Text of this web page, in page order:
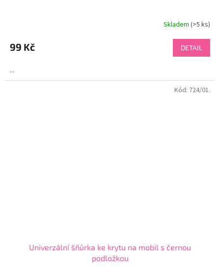
Skladem (>5 ks)
99 Kč DETAIL
...
Univerzální šňůrka ke krytu na mobil s černou
podložkou
Kód: 724/01.